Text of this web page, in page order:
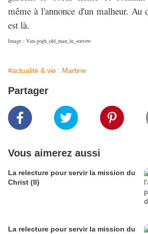
même à l'annonce d'un malheur. Au
est là.
Image : Van-gogh_old_man_in_sorrow
#actualité & vie : Martine
Partager
Vous aimerez aussi
La relecture pour servir la mission du
Christ (II)
La relecture pour servir la mission du